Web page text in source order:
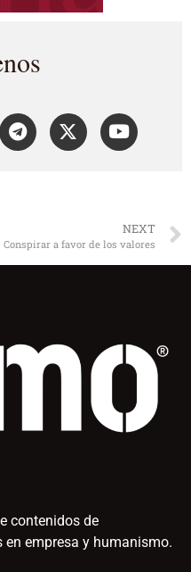
NEXT
Conspirar a favor de los valores
contenidos de
empresa y humanismo.